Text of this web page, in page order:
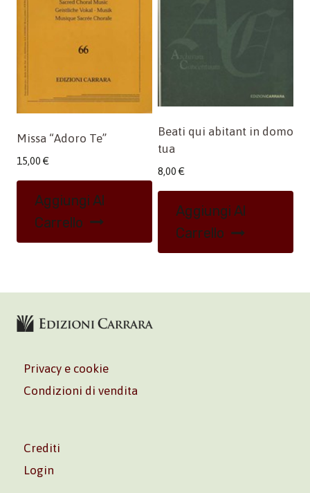
Missa “Adoro Te”
15,00 €
Aggiungi Al
Carrello
Beati qui abitant in domo
tua
8,00 €
Aggiungi Al
Carrello
Privacy e cookie
Condizioni di vendita
Crediti
Login